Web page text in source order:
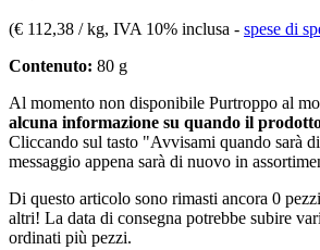
(€ 112,38 / kg, IVA 10% inclusa - spese di
Contenuto: 80 g
Al momento non disponibile Purtroppo al
alcuna informazione su quando il
Cliccando sul tasto "Avvisami quando sarà
messaggio appena sarà di nuovo in
Di questo articolo sono rimasti ancora 0
altri! La data di consegna potrebbe subire
ordinati più pezzi.